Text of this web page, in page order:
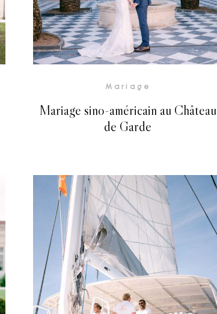
Mariage
Mariage sino-américain au Château
de Garde
Voir la Galerie